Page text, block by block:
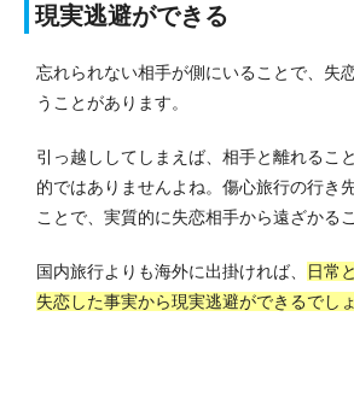
現実逃避ができる
忘れられない相手が側にいることで、失
うことがあります。
引っ越ししてしまえば、相手と離れるこ
的ではありませんよね。 傷心旅行の行き
ことで、実質的に失恋相手から遠ざかる
国内旅行よりも海外に出掛ければ、
日常
失恋した事実から現実逃避ができるでし